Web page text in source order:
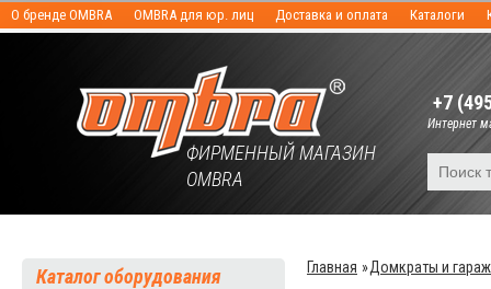
О бренде OMBRA OMBRA для юр. лиц Доставка и оплата Каталоги
ФИРМЕННЫЙ МАГАЗИН
OMBRA
+7
Интернет
Каталог оборудования Главная »Домкраты и